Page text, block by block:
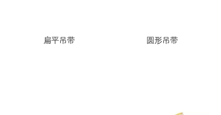
扁平吊带 圆形吊带